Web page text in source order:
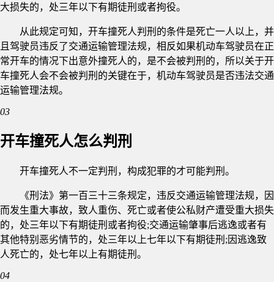
大损失的，处三年以下有期徒刑或者拘役。
从此规定可知，开车撞死人判刑的条件是死亡一人以上，并
且驾驶员违反了交通运输管理法规，相反如果机动车驾驶员在正
常开车的情况下出意外撞死人的，是不会被判刑的，所以关于开
车撞死人会不会被判刑的关键在于，机动车驾驶员是否违法交通
运输管理法规。
03
开车撞死人怎么判刑
开车撞死人不一定判刑，构成犯罪的才可能判刑。
《刑法》第一百三十三条规定，违反交通运输管理法规，因
而发生重大事故，致人重伤、死亡或者使公私财产遭受重大损失
的，处三年以下有期徒刑或者拘役;交通运输肇事后逃逸或者有
其他特别恶劣情节的，处三年以上七年以下有期徒刑;因逃逸致
人死亡的，处七年以上有期徒刑。
04